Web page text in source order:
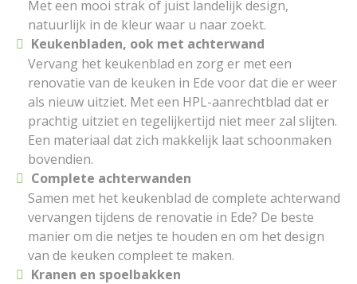
Met een mooi strak of juist landelijk design,
natuurlijk in de kleur waar u naar zoekt.
Keukenbladen, ook met achterwand
Vervang het keukenblad en zorg er met een
renovatie van de keuken in Ede voor dat die er weer
als nieuw uitziet. Met een HPL-aanrechtblad dat er
prachtig uitziet en tegelijkertijd niet meer zal slijten.
Een materiaal dat zich makkelijk laat schoonmaken
bovendien.
Complete achterwanden
Samen met het keukenblad de complete achterwand
vervangen tijdens de renovatie in Ede? De beste
manier om die netjes te houden en om het design
van de keuken compleet te maken.
Kranen en spoelbakken